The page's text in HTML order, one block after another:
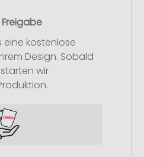
eine kostenlose
Design. Sobald
wir